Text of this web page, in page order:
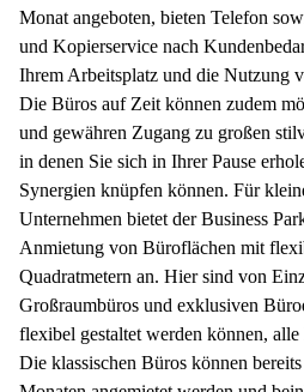
Monat angeboten, bieten Telefon
und Kopierservice nach
Ihrem Arbeitsplatz und die Nutzung
Die Büros auf Zeit können zudem
und gewähren Zugang zu großen
in denen Sie sich in Ihrer Pause
Synergien knüpfen können. Für
Unternehmen bietet der Business
Anmietung von Büroflächen mit
Quadratmetern an. Hier sind von
Großraumbüros und exklusiven
flexibel gestaltet werden können,
Die klassischen Büros können